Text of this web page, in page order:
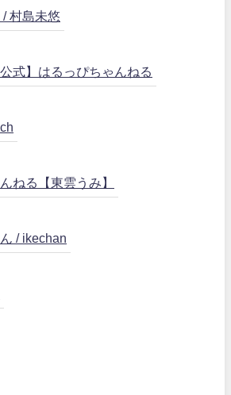
村島未悠
公式】はるっぴちゃんねる
ねる【東雲うみ】
/ ikechan